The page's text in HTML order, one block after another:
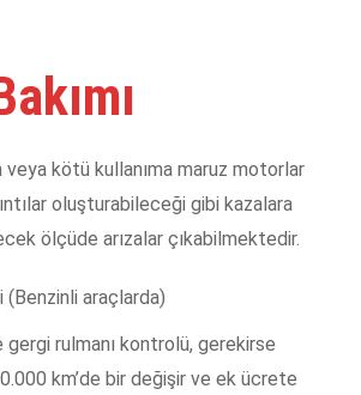
veya kötü kullanıma maruz motorlar
oluşturabileceği gibi kazalara
ölçüde arızalar çıkabilmektedir.
(Benzinli araçlarda)
gergi rulmanı kontrolü, gerekirse
km’de bir değişir ve ek ücrete